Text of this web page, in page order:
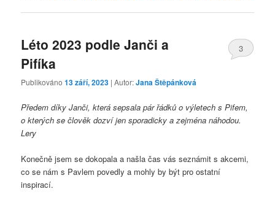
Léto 2023 podle Janči a
Pifíka
Publikováno13 září, 2023 | Autor:Jana Štěpánková
3
Předem díky Janči, která sepsala pár řádků o výletech s Pifem,
o kterých se člověk dozví jen sporadicky a zejména náhodou.
Lery
Konečně jsem se dokopala a našla čas vás seznámit s akcemi,
co se nám s Pavlem povedly a mohly by být pro ostatní
inspirací.